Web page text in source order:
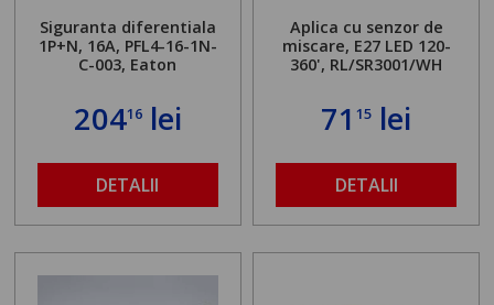
Siguranta diferentiala
1P+N, 16A, PFL4-16-1N-
C-003, Eaton
20416lei
DETALII
Aplica cu senzor de
miscare, E27 LED 120-
360', RL/SR3001/WH
7115 lei
DETALII